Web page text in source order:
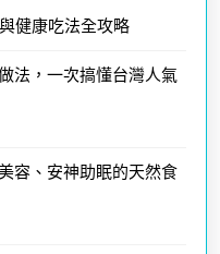
健康吃法全攻略
法，一次搞懂台灣人氣
容、安神助眠的天然食